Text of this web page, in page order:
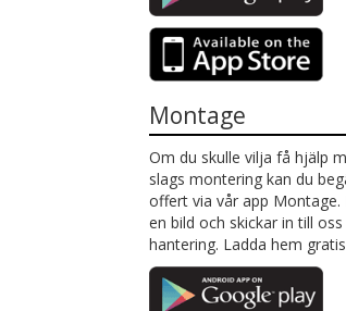
Montage
Om du skulle vilja få hjälp
slags montering kan du
offert via vår app Montage.
en bild och skickar in till
hantering. Ladda hem